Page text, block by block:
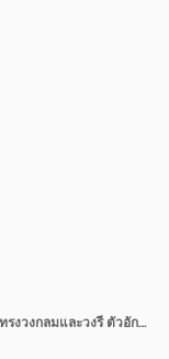
การออกแบบโลโก้ตัวอักษร ENU วงกลมที่มีรูปทรงวงกลมและวงรี ตัวอักษร ENU วงรีที่มีสไตล์การพิมพ์ ตัวย่อทั้งสามรวมกันเป็นโลโก้วงกลม ENU Circle Emblem Abstract Monogram Letter Mark Vector